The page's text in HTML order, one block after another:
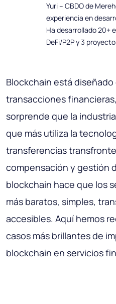
Yuri – CBDO de
experiencia en
Ha desarrollado 20+
DeFi/P2P y 3
Blockchain está
transacciones
sorprende que la
que más utiliza la
transferencias
compensación y gestión
blockchain hace que los
más baratos, simples,
accesibles. Aquí hemos
casos más brillantes de
blockchain en servicios